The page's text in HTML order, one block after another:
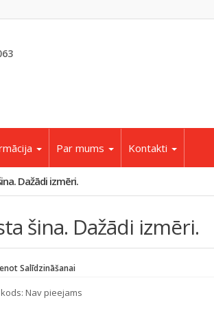
Par mums Kontakti
Dažādi izmēri.
šina. Dažādi izmēri.
Salīdzināšanai
Nav pieejams